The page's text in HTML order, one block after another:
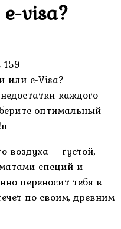
visa?
159
или e-Visa?
каждого
оптимальный
воздуха – густой,
специй и
переносит тебя в
по своим, древним